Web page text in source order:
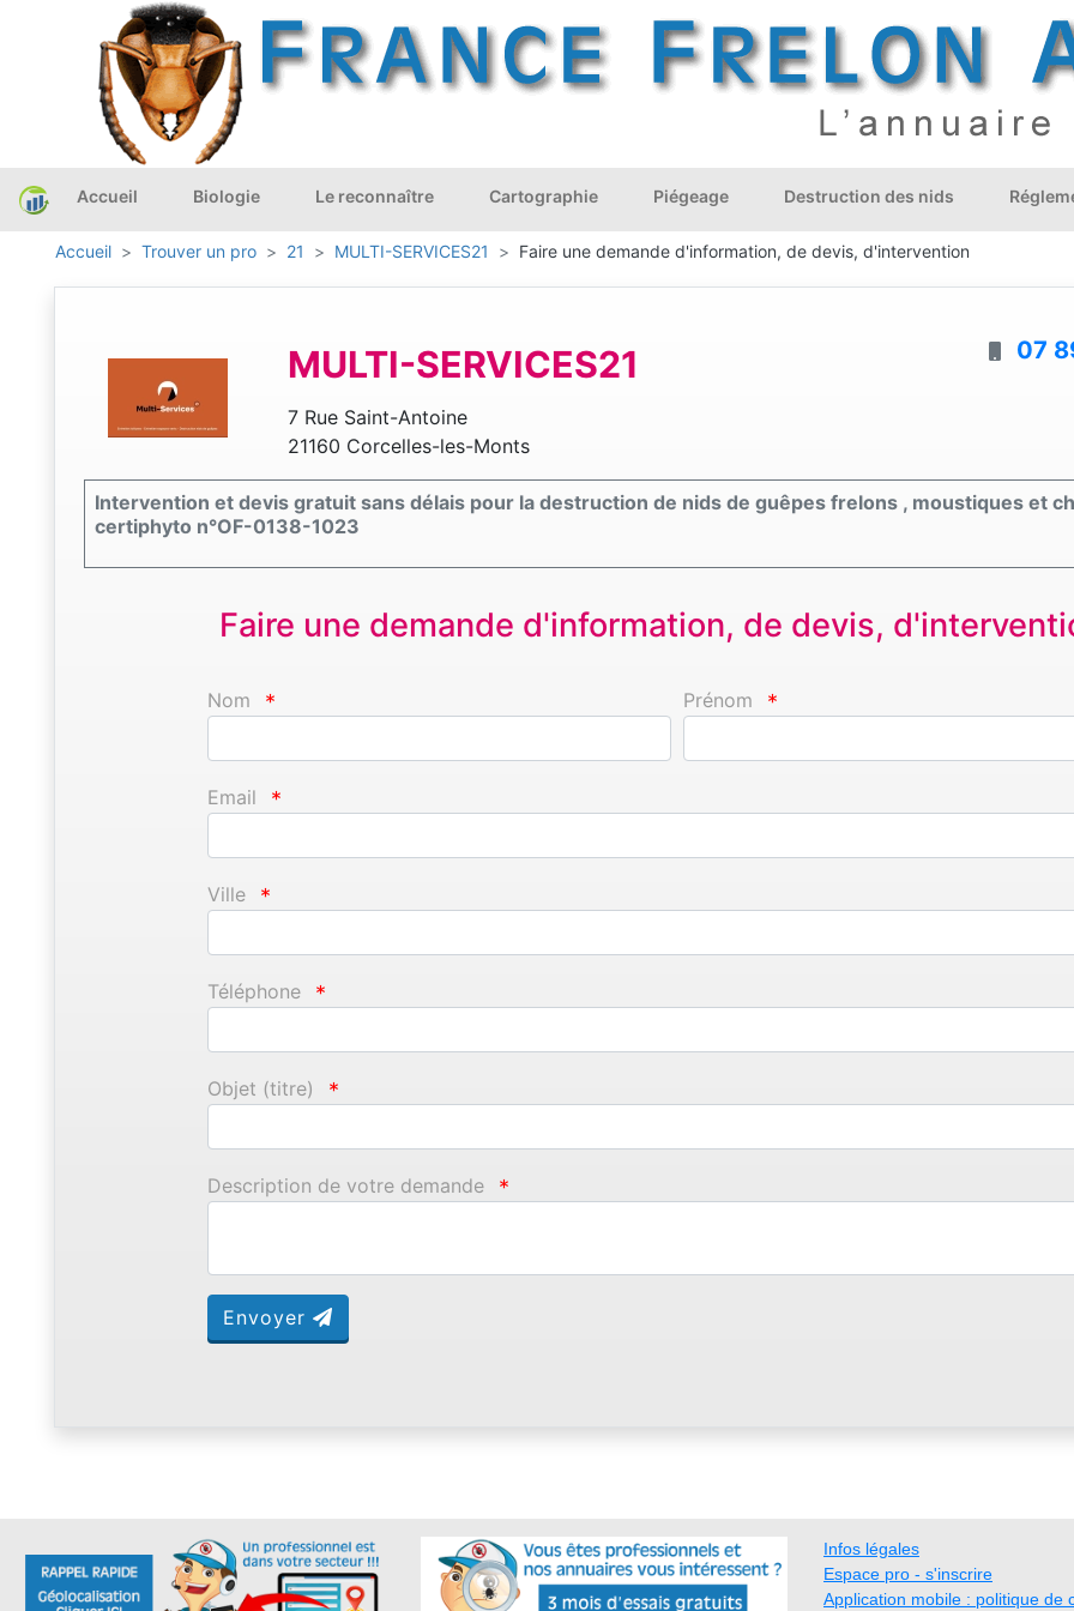
Accueil Biologie Le reconnaître Cartographie Piégeage Destruction des nids
Accueil Trouver un pro 21 MULTI-SERVICES21 Faire une demande d'information, de devis, d'intervention
MULTI-SERVICES21
7 Rue Saint-Antoine
21160 Corcelles-les-Monts
07
Intervention et devis gratuit sans délais pour la destruction de nids de guêpes frelons , moustiques et
certiphyto n°OF-0138-1023
Faire une demande d'information, de devis,
Nom * Prénom *
Email *
Ville *
Téléphone *
Objet (titre) *
Description de votre demande *
Envoyer
Infos légales
Espace pro - s'inscrire
Application mobile : politique de